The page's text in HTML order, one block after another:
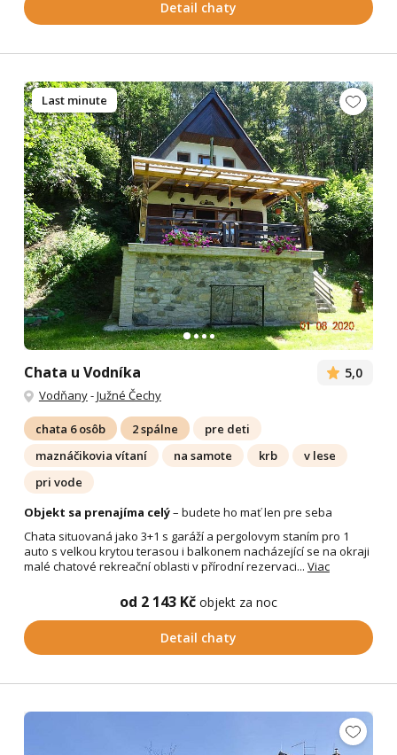
Detail chaty
Chata u Vodníka 5,0
Vodňany-Južné Čechy
chata 6 osôb 2 spálne
pre deti
maznáčikovia vítaní
na samote krb
v lese
pri vode
Objekt sa prenajíma celý– budete ho mať len pre seba
Chata situovaná jako 3+1 s garáží a pergolovym staním pro 1
auto s velkou krytou terasou i balkonem nacházející se na okraji
malé chatové rekreační oblasti v přírodní rezervaci... Viac
od 2 143 Kč objekt za noc
Detail chaty
Last minute